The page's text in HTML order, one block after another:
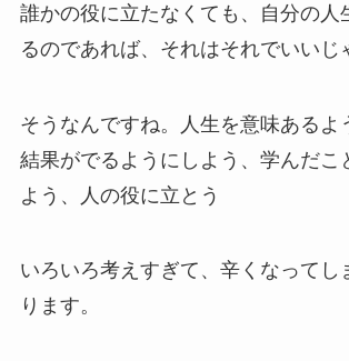
誰かの役に立たなくても、自分の人
るのであれば、それはそれでいいじ
そうなんですね。人生を意味あるよ
結果がでるようにしよう、学んだこ
よう、人の役に立とう
いろいろ考えすぎて、辛くなってし
ります。